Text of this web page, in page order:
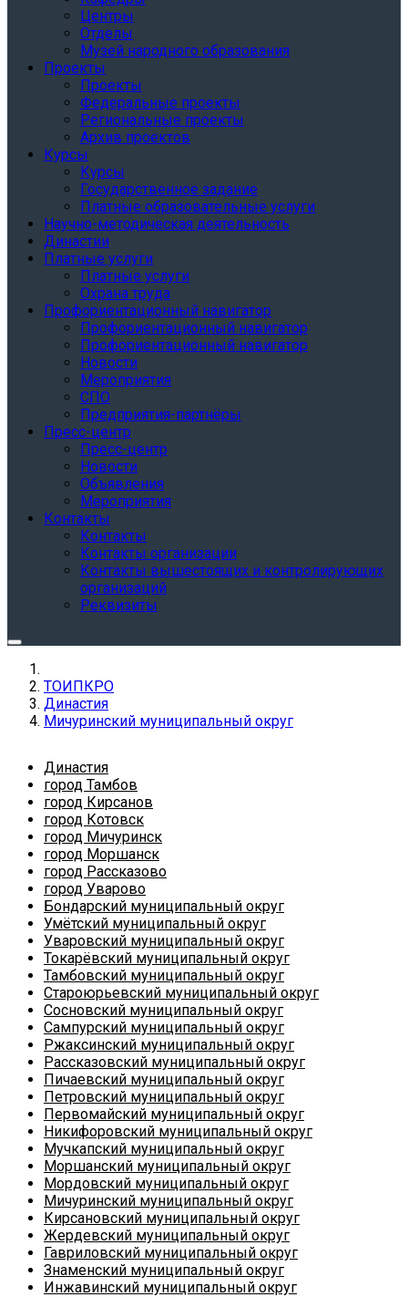
Центры
Отделы
Музей народного образования
Проекты
Проекты
Федеральные проекты
Региональные проекты
Архив проектов
Курсы
Курсы
Государственное задание
Платные образовательные услуги
Научно-методическая деятельность
Династии
Платные услуги
Платные услуги
Охрана труда
Профориентационный навигатор
Профориентационный навигатор
Профориентационный навигатор
Новости
Мероприятия
СПО
Предприятия-партнёры
Пресс-центр
Пресс-центр
Новости
Объявления
Мероприятия
Контакты
Контакты
Контакты организации
Контакты вышестоящих и контролирующих
организаций
Реквизиты
ТОИПКРО
Династия
Мичуринский муниципальный округ
Династия
город Тамбов
город Кирсанов
город Котовск
город Мичуринск
город Моршанск
город Рассказово
город Уварово
Бондарский муниципальный округ
Умётский муниципальный округ
Уваровский муниципальный округ
Токарёвский муниципальный округ
Тамбовский муниципальный округ
Староюрьевский муниципальный округ
Сосновский муниципальный округ
Сампурский муниципальный округ
Ржаксинский муниципальный округ
Рассказовский муниципальный округ
Пичаевский муниципальный округ
Петровский муниципальный округ
Первомайский муниципальный округ
Никифоровский муниципальный округ
Мучкапский муниципальный округ
Моршанский муниципальный округ
Мордовский муниципальный округ
Мичуринский муниципальный округ
Кирсановский муниципальный округ
Жердевский муниципальный округ
Гавриловский муниципальный округ
Знаменский муниципальный округ
Инжавинский муниципальный округ